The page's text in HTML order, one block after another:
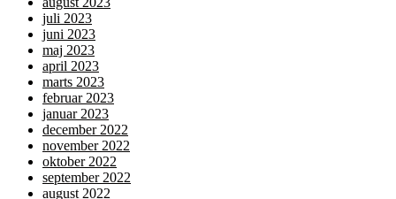
juli 2023
juni 2023
maj 2023
april 2023
marts 2023
februar 2023
januar 2023
december 2022
november 2022
oktober 2022
september 2022
august 2022